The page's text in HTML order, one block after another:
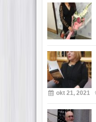
okt 21, 2021